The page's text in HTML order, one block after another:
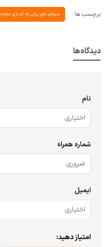
برچسب ها: سرمایه لازم برای راه اندازی
دیدگاه‌ها
نام
شماره همراه
ایمیل
امتیاز دهید: